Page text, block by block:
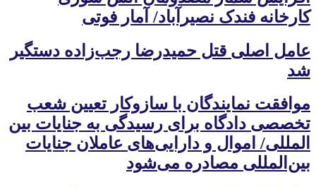
کارخانه فندک نصیرآباد/ آمار فوتی
عامل اصلی قتل حمیدرضا رجب‌زاده دستگیر
شد
موافقت نمایندگان با سازوکار تعیین شعب
تخصصی دادگاه برای رسیدگی به جنایات بین
المللی/ اموال و دارایی‌های عاملان جنایات
بین‌المللی مصادره می‌شود